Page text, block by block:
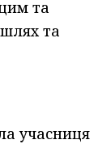
та
та
учасниця